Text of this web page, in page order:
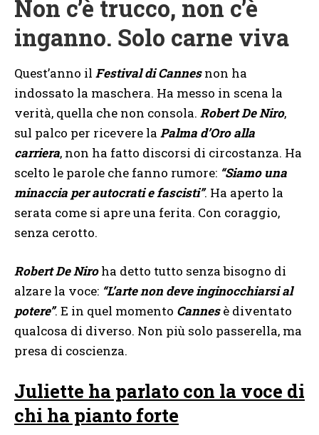
Non c’è trucco, non c’è
inganno. Solo carne viva
Quest’anno il Festival di Cannesnon ha
indossato la maschera. Ha messo in scena la
verità, quella che non consola. Robert De Niro,
sul palco per ricevere la Palma d’Oro alla
carriera, non ha fatto discorsi di circostanza. Ha
scelto le parole che fanno rumore: “Siamo una
minaccia per autocrati e fascisti”. Ha aperto la
serata come si apre una ferita. Con coraggio,
senza cerotto.
Robert De Niroha detto tutto senza bisogno di
alzare la voce: “L’arte non deve inginocchiarsi al
potere”. E in quel momento Cannesè diventato
qualcosa di diverso. Non più solo passerella, ma
presa di coscienza.
Juliette ha parlato con la voce di
chi ha pianto forte